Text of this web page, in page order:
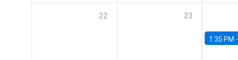
22 23
1:35 PM -